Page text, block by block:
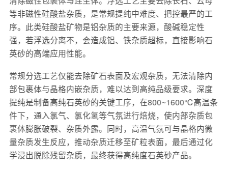
等非磁性硅酸盐杂质，是常规提纯中难度、把控最严的工
序。此类硅酸盐矿物是铝杂质的主要来源，酸碱稳定性
强，若浮选分离不，会造成铝、铁杂质超标，直接影响石
英砂的高端应用性能。
常规分选工艺仅能去除矿石表面及宏观杂质，无法清除内
部包裹体与晶格内嵌杂质，难以达到高纯品级要求。深度
提纯是制备高纯石英砂的关键工序，在800~1600℃高温条
件下，通入氯气、氯化氢等气氛进行焙烧，使内部杂质包
裹体膨胀破裂、杂质外露。同时，高温气氛可与晶格内微
量杂质发生反应，推动杂质迁移至矿粒表面，最后通过化
学浸出脱除残留杂质，最终获得高纯度石英砂产品。